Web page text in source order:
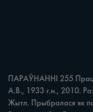
ПАРАЎНАННІ 255
А.В., 1933 г.н., 2010.
Жытл. Прыбралася як